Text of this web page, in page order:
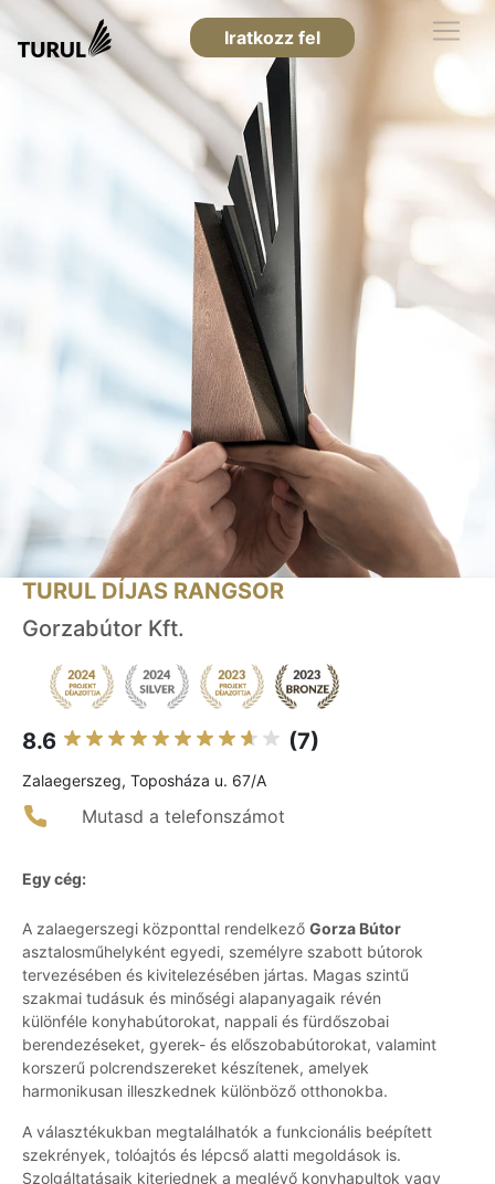
Iratkozz fel
TURUL DÍJAS RANGSOR
Gorzabútor Kft.
8.6 (7)
Zalaegerszeg, Toposháza u. 67/A
Mutasd a telefonszámot
Egy cég:
A zalaegerszegi központtal rendelkező Gorza Bútor
asztalosműhelyként egyedi, személyre szabott bútorok
tervezésében és kivitelezésében jártas. Magas szintű
szakmai tudásuk és minőségi alapanyagaik révén
különféle konyhabútorokat, nappali és fürdőszobai
berendezéseket, gyerek- és előszobabútorokat, valamint
korszerű polcrendszereket készítenek, amelyek
harmonikusan illeszkednek különböző otthonokba.
A választékukban megtalálhatók a funkcionális beépített
szekrények, tolóajtós és lépcső alatti megoldások is.
Szolgáltatásaik kiterjednek a meglévő konyhapultok vagy